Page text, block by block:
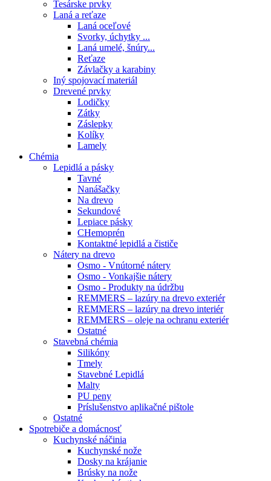
Tesárske prvky
Laná a reťaze
Laná oceľové
Svorky, úchytky ...
Laná umelé, šnúry...
Reťaze
Závlačky a karabiny
Iný spojovací materiál
Drevené prvky
Lodičky
Zátky
Záslepky
Kolíky
Lamely
Chémia
Lepidlá a pásky
Tavné
Nanášačky
Na drevo
Sekundové
Lepiace pásky
CHemoprén
Kontaktné lepidlá a čističe
Nátery na drevo
Osmo - Vnútorné nátery
Osmo - Vonkajšie nátery
Osmo - Produkty na údržbu
REMMERS – lazúry na drevo exteriér
REMMERS – lazúry na drevo interiér
REMMERS – oleje na ochranu exteriér
Ostatné
Stavebná chémia
Silikóny
Tmely
Stavebné Lepidlá
Malty
PU peny
Príslušenstvo aplikačné pištole
Ostatné
Spotrebiče a domácnosť
Kuchynské náčinia
Kuchynské nože
Dosky na krájanie
Brúsky na nože